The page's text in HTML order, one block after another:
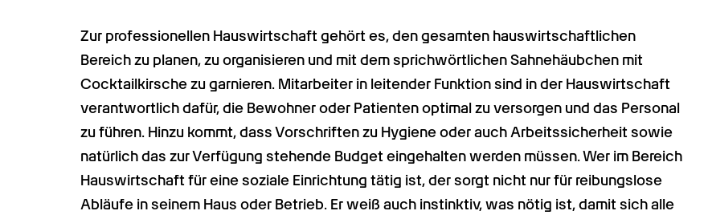
Zur professionellen Hauswirtschaft gehört es, den gesamten hauswirtschaftlichen
Bereich zu planen, zu organisieren und mit dem sprichwörtlichen Sahnehäubchen mit
Cocktailkirsche zu garnieren. Mitarbeiter in leitender Funktion sind in der Hauswirtschaft
verantwortlich dafür, die Bewohner oder Patienten optimal zu versorgen und das Personal
zu führen. Hinzu kommt, dass Vorschriften zu Hygiene oder auch Arbeitssicherheit sowie
natürlich das zur Verfügung stehende Budget eingehalten werden müssen. Wer im Bereich
Hauswirtschaft für eine soziale Einrichtung tätig ist, der sorgt nicht nur für reibungslose
Abläufe in seinem Haus oder Betrieb. Er weiß auch instinktiv, was nötig ist, damit sich alle